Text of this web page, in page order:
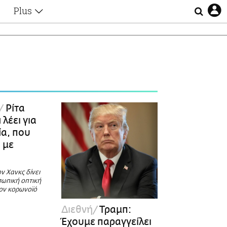
Plus
Οι Αθηναίοι
Απώλειες
Lgbtqi+
Ρίτα
για
που
με
Χανκς δίνει
οπτική
κορωνοϊό
Διεθνή Τραμπ:
Έχουμε παραγγείλει